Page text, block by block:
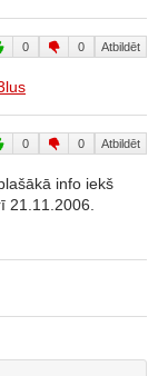
0 0 Atbildēt
0 0 Atbildēt
info iekš
21.11.2006.